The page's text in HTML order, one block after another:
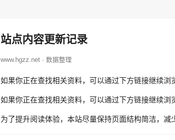
站点内容更新记录
www.hgzz.net · 数据整理
如果你正在查找相关资料，可以通过下方链接继续浏
如果你正在查找相关资料，可以通过下方链接继续浏
为了提升阅读体验，本站尽量保持页面结构简洁，减